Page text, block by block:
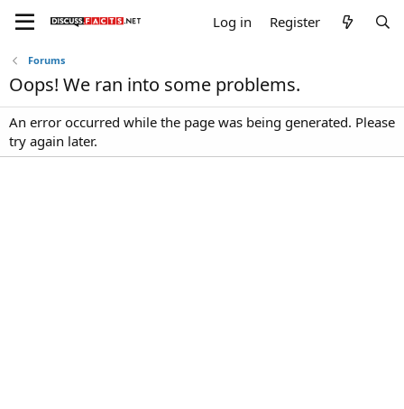
Log in Register
Forums
Oops! We ran into some problems.
An error occurred while the page was being generated. Please
try again later.